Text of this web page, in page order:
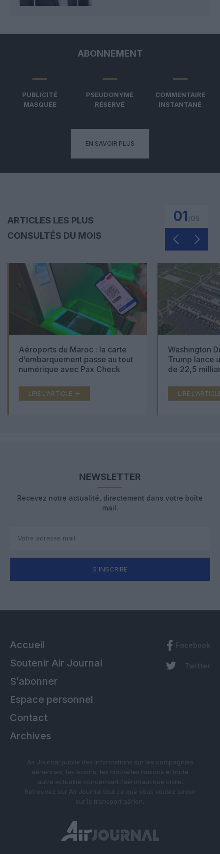
ABONNEMENT
PUBLICITÉ
MASQUÉE
PSEUDONYME
RÉSERVÉ
COMMENTAIRE
INSTANTANÉ
EN SAVOIR PLUS
ARTICLES LES PLUS
CONSULTÉS DU MOIS
01
Aéroports du Maroc : la carte
d’embarquement passe au tout
numérique avec Pax Check
LIRE L'ARTICLE
Washington
Trump lance
de 22,5
LIRE
NEWSLETTER
Recevez notre actualité, directement dans votre boîte
mail.
S'INSCRIRE
Accueil
Soutenir Air Journal
S’abonner
Espace personnel
Contact
Archives